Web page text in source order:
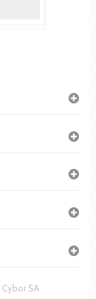
Cybor SA